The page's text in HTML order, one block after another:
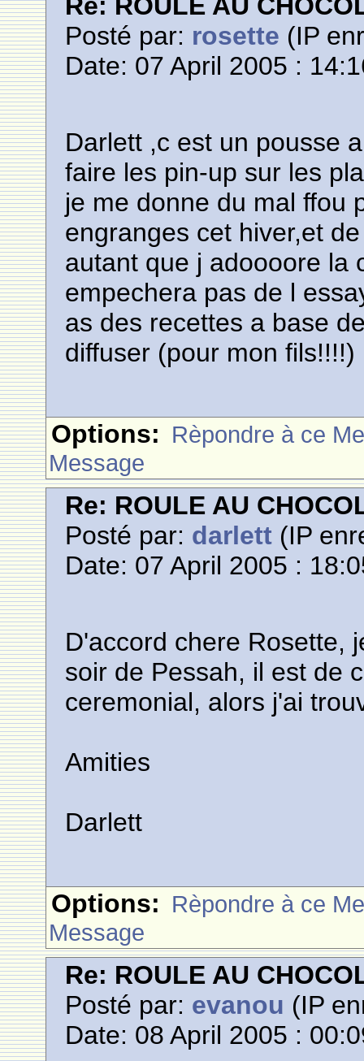
Posté par: rosette (IP
Date: 07 April 2005 :
Darlett ,c est un pousse
faire les pin-up sur les
je me donne du mal ffou
engranges cet hiver,et
autant que j adoooore la
empechera pas de l
as des recettes a base
diffuser (pour mon fils!!!!)
Options: Rèpondre à ce
Message
Re: ROULE AU
Posté par: darlett (IP
Date: 07 April 2005 :
D'accord chere Rosette,
soir de Pessah, il est de
ceremonial, alors j'ai
Amities
Darlett
Options: Rèpondre à ce
Message
Re: ROULE AU
Posté par: evanou (IP
Date: 08 April 2005 :